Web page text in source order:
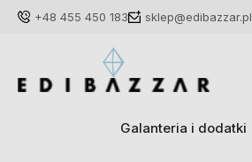
+48 455 450 183 sklep@edibazzar.pl
Galanteria i dodatki